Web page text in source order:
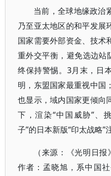
当前，全球地缘政治
乃至亚太地区的和平发展
国家需要外部资金、技术
重外交平衡，避免选边站
终保持警惕。3月末，日
明，东盟国家最重视中国
也显示，域内国家更倾向
下，渲染“中国威胁”、
子”的日本新版“印太战略”
（来源：《光明日
作者：孟晓旭，系中国